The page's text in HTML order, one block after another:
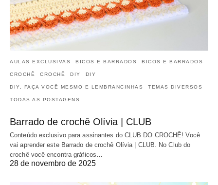
AULAS EXCLUSIVAS BICOS E BARRADOS BICOS E BARRADOS
CROCHÊ CROCHÊ DIY DIY
DIY, FAÇA VOCÊ MESMO E LEMBRANCINHAS TEMAS DIVERSOS
TODAS AS POSTAGENS
Barrado de crochê Olívia | CLUB
Conteúdo exclusivo para assinantes do CLUB DO CROCHÊ! Você
vai aprender este Barrado de crochê Olívia | CLUB. No Club do
crochê você encontra gráficos…
28 de novembro de 2025